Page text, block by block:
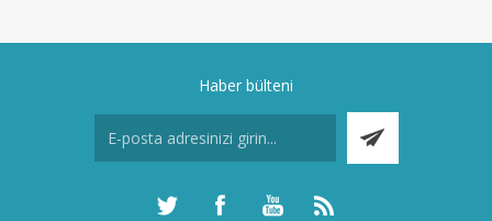
Haber bülteni